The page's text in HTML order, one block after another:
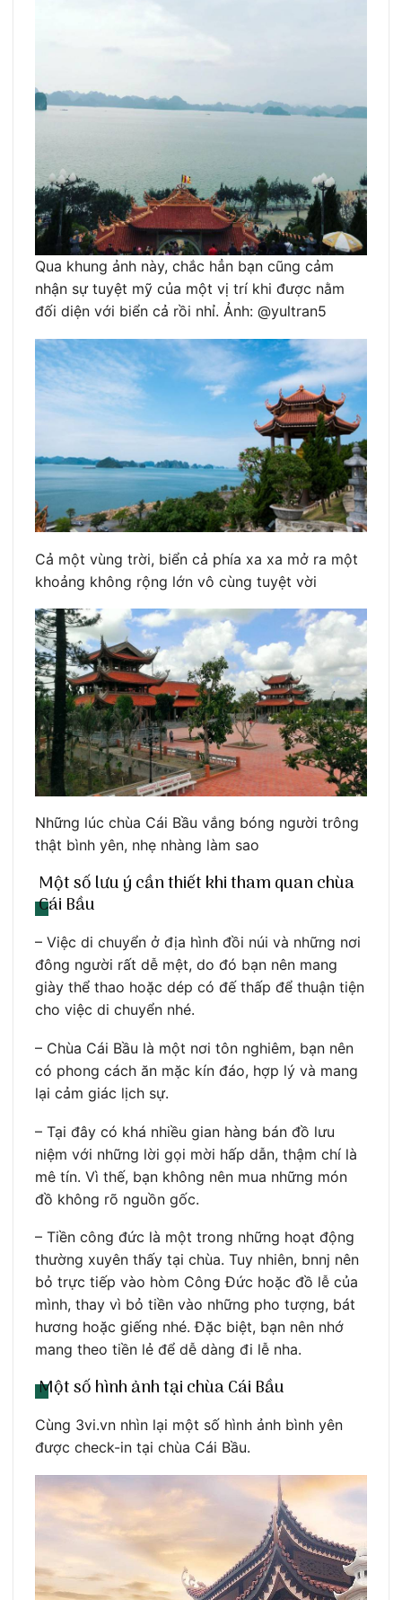
Qua khung ảnh này, chắc hẳn bạn cũng cảm
nhận sự tuyệt mỹ của một vị trí khi được nằm
đối diện với biển cả rồi nhỉ. Ảnh: @yultran5
Cả một vùng trời, biển cả phía xa xa mở ra một
khoảng không rộng lớn vô cùng tuyệt vời
Những lúc chùa Cái Bầu vắng bóng người trông
thật bình yên, nhẹ nhàng làm sao
Một số lưu ý cần thiết khi tham quan chùa
Cái Bầu
– Việc di chuyển ở địa hình đồi núi và những nơi
đông người rất dễ mệt, do đó bạn nên mang
giày thể thao hoặc dép có đế thấp để thuận tiện
cho việc di chuyển nhé.
– Chùa Cái Bầu là một nơi tôn nghiêm, bạn nên
có phong cách ăn mặc kín đáo, hợp lý và mang
lại cảm giác lịch sự.
– Tại đây có khá nhiều gian hàng bán đồ lưu
niệm với những lời gọi mời hấp dẫn, thậm chí là
mê tín. Vì thế, bạn không nên mua những món
đồ không rõ nguồn gốc.
– Tiền công đức là một trong những hoạt động
thường xuyên thấy tại chùa. Tuy nhiên, bnnj nên
bỏ trực tiếp vào hòm Công Đức hoặc đồ lễ của
mình, thay vì bỏ tiền vào những pho tượng, bát
hương hoặc giếng nhé. Đặc biệt, bạn nên nhớ
mang theo tiền lẻ để dễ dàng đi lễ nha.
Một số hình ảnh tại chùa Cái Bầu
Cùng 3vi.vn nhìn lại một số hình ảnh bình yên
được check-in tại chùa Cái Bầu.